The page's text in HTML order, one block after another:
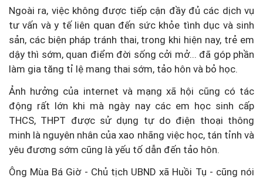
Ngoài ra, việc không được tiếp cận đầy đủ các dịch vụ
tư vấn và y tế liên quan đến sức khỏe tình dục và sinh
sản, các biện pháp tránh thai, trong khi hiện nay, trẻ em
dậy thì sớm, quan điểm đời sống cởi mở... đã góp phần
làm gia tăng tỉ lệ mang thai sớm, tảo hôn và bỏ học.
Ảnh hưởng của internet và mạng xã hội cũng có tác
động rất lớn khi mà ngày nay các em học sinh cấp
THCS, THPT được sử dụng tự do điện thoại thông
minh là nguyên nhân của xao nhãng việc học, tán tỉnh và
yêu đương sớm cũng là yếu tố dẫn đến tảo hôn.
Ông Mùa Bá Giờ - Chủ tịch UBND xã Huồi Tụ - cũng nói